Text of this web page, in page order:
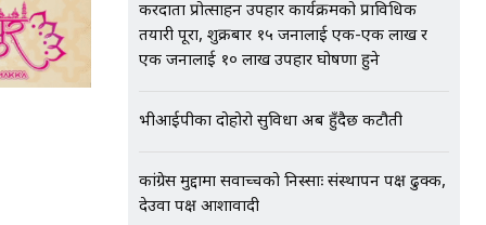
करदाता प्रोत्साहन उपहार कार्यक्रमको प्राविधिक
तयारी पूरा, शुक्रबार १५ जनालाई एक-एक लाख र
एक जनालाई १० लाख उपहार घोषणा हुने
भीआईपीका दोहोरो सुविधा अब हुँदैछ कटौती
कांग्रेस मुद्दामा सर्वोच्चको निस्साः संस्थापन पक्ष ढुक्क,
देउवा पक्ष आशावादी